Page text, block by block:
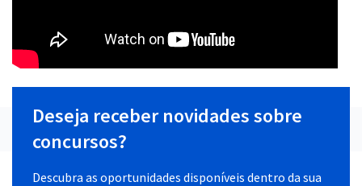
Deseja receber novidades sobre
concursos?
Descubra as oportunidades disponíveis dentro da sua